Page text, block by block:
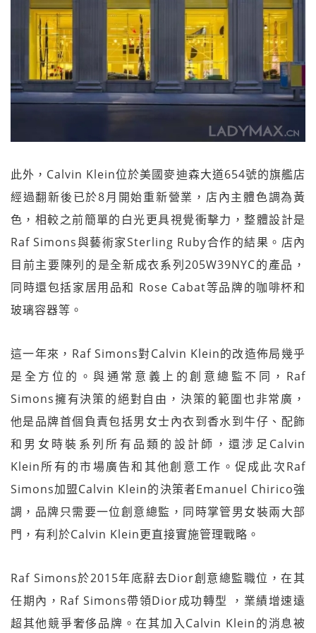
此外，Calvin Klein位於美國麥迪森大道654號的旗艦店
經過翻新後已於8月開始重新營業，店內主體色調為黃
色，相較之前簡單的白光更具視覺衝擊力，整體設計是
Raf Simons與藝術家Sterling Ruby合作的結果。店內
目前主要陳列的是全新成衣系列205W39NYC的產品，
同時還包括家居用品和 Rose Cabat等品牌的咖啡杯和
玻璃容器等。
這一年來，Raf Simons對Calvin Klein的改造佈局幾乎
是全方位的。與通常意義上的創意總監不同，Raf
Simons擁有決策的絕對自由，決策的範圍也非常廣，
他是品牌首個負責包括男女士內衣到香水到牛仔、配飾
和男女時裝系列所有品類的設計師，還涉足Calvin
Klein所有的市場廣告和其他創意工作。促成此次Raf
Simons加盟Calvin Klein的決策者Emanuel Chirico強
調，品牌只需要一位創意總監，同時掌管男女裝兩大部
門，有利於Calvin Klein更直接實施管理戰略。
Raf Simons於2015年底辭去Dior創意總監職位，在其
任期內，Raf Simons帶領Dior成功轉型 ，業績增速遠
超其他競爭奢侈品牌。在其加入Calvin Klein的消息被